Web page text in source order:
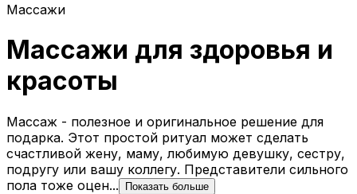
Массажи
Массажи для здоровья и
красоты
Массаж - полезное и оригинальное решение для
подарка. Этот простой ритуал может сделать
счастливой жену, маму, любимую девушку, сестру,
подругу или вашу коллегу. Представители сильного
пола тоже оцен...
Показать больше